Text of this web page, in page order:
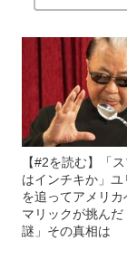
【#2を読む】「
はインチキか」ユ
を追ってアメリ
マリックが挑ん
謎」その真相は